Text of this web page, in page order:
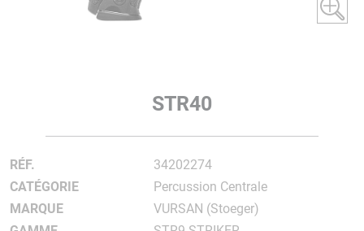
STR40
RÉF.
34202274
CATÉGORIE
Percussion Centrale
MARQUE
VURSAN (Stoeger)